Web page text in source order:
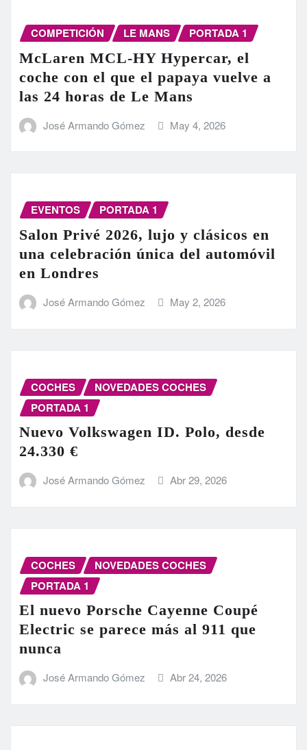
COMPETICIÓN LE MANS PORTADA 1
McLaren MCL-HY Hypercar, el
coche con el que el papaya vuelve a
las 24 horas de Le Mans
José Armando Gómez May 4, 2026
EVENTOS PORTADA 1
Salon Privé 2026, lujo y clásicos en
una celebración única del automóvil
en Londres
José Armando Gómez May 2, 2026
COCHES
NOVEDADES COCHES
PORTADA 1
Nuevo Volkswagen ID. Polo, desde
24.330 €
José Armando Gómez Abr 29, 2026
COCHES
NOVEDADES COCHES
PORTADA 1
El nuevo Porsche Cayenne Coupé
Electric se parece más al 911 que
nunca
José Armando Gómez Abr 24, 2026